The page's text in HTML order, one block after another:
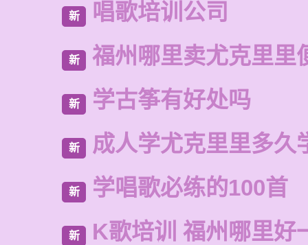
新 唱歌培训公司
新 福州哪里卖尤克里里
新 学古筝有好处吗
新 成人学尤克里里多久
新 学唱歌必练的100首
新 K歌培训 福州哪里好